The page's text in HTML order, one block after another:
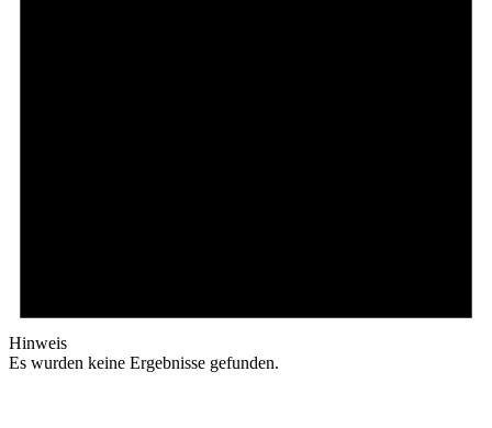
Hinweis
Es wurden keine Ergebnisse gefunden.